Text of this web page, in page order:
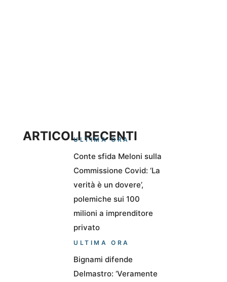
ARTICOLI RECENTI
ULTIMA ORA
Conte sfida Meloni sulla
Commissione Covid: ‘La
verità è un dovere’,
polemiche sui 100
milioni a imprenditore
privato
ULTIMA ORA
Bignami difende
Delmastro: ‘Veramente